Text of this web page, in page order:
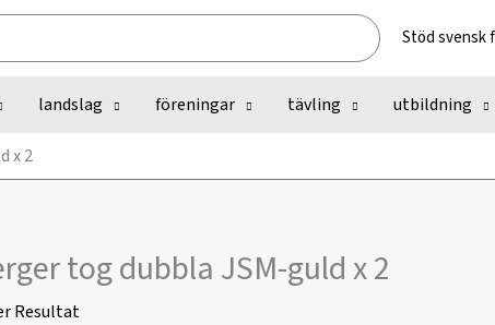
Stöd svensk
landslag föreningar tävling utbildning
x 2
tog dubbla JSM-guld x 2
Resultat